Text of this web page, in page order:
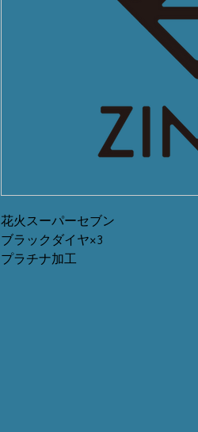
花火スーパーセブン
ブラックダイヤ×3
プラチナ加工